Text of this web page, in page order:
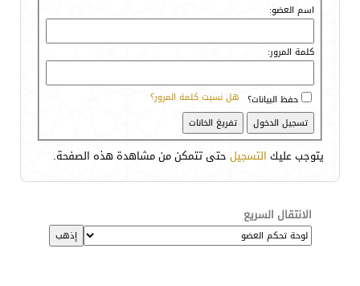
اسم العضو:
كلمة المرور:
هل نسيت كلمة المرور؟ حفظ البيانات؟
يتوجب عليك التسجيل حتى تتمكن من مشاهدة هذه الصفحة.
الانتقال السريع